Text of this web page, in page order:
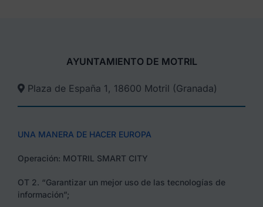
AYUNTAMIENTO DE MOTRIL
Plaza de España 1, 18600 Motril (Granada)​
UNA MANERA DE HACER EUROPA
Operación: MOTRIL SMART CITY
OT 2. “Garantizar un mejor uso de las tecnologías de
información”;